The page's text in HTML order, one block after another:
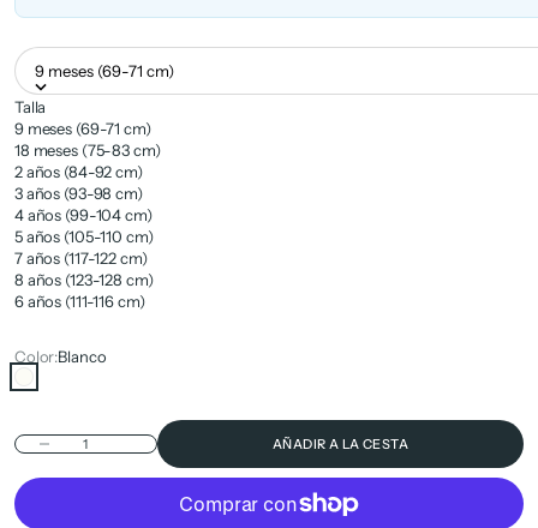
9 meses (69-71 cm)
Talla
9 meses (69-71 cm)
18 meses (75-83 cm)
2 años (84-92 cm)
3 años (93-98 cm)
4 años (99-104 cm)
5 años (105-110 cm)
7 años (117-122 cm)
8 años (123-128 cm)
6 años (111-116 cm)
Color:Blanco
Blanco
Reducir cantidad AÑADIR A LA CESTA